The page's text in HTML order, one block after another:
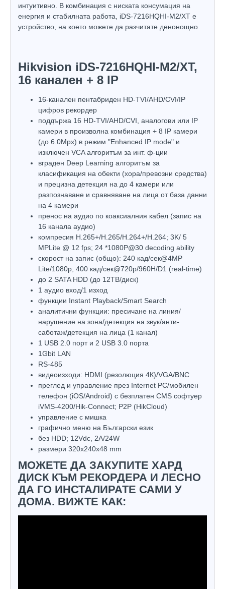
интуитивно. В комбинация с ниската консумация на
енергия и стабилната работа, iDS-7216HQHI-M2/XT е
устройство, на което можете да разчитате денонощно.
Hikvision iDS-7216HQHI-M2/XT,
16 канален + 8 IP
16-канален пентабриден HD-TVI/AHD/CVI/IP
цифров рекордер
поддържа 16 HD-TVI/AHD/CVI, аналогови или IP
камери в произволна комбинация + 8 IP камери
(до 6.0Mpx) в режим "Enhanced IP mode" и
изключен VCA алгоритъм за инт. ф-ции
вграден Deep Learning алгоритъм за
класификация на обекти (хора/превозни средства)
и прецизна детекция на до 4 камери или
разпознаване и сравняване на лица от база данни
на 4 камери
пренос на аудио по коаксиалния кабел (запис на
16 канала аудио)
компресия H.265+/H.265/H.264+/H.264; 3K/ 5
MPLite @ 12 fps; 24 *1080P@30 decoding ability
скорост на запис (общо): 240 кад/сек@4MP
Lite/1080p, 400 кад/сек@720p/960H/D1 (real-time)
до 2 SATA HDD (до 12ТВ/диск)
1 аудио вход/1 изход
функции Instant Playback/Smart Search
аналитични функции: пресичане на линия/
нарушение на зона/детекция на звук/анти-
саботаж/детекция на лица (1 канал)
1 USB 2.0 порт и 2 USB 3.0 порта
1Gbit LAN
RS-485
видеоизходи: HDMI (резолюция 4К)/VGA/BNC
преглед и управление през Internet PC/мобилен
телефон (iOS/Android) с безплатен CMS софтуер
iVMS-4200/Hik-Connect; P2P (HikCloud)
управлeние с мишка
графично меню на Български език
без HDD; 12Vdc, 2A/24W
размери 320х240х48 mm
МОЖЕТЕ ДА ЗАКУПИТЕ ХАРД
ДИСК КЪМ РЕКОРДЕРА И ЛЕСНО
ДА ГО ИНСТАЛИРАТЕ САМИ У
ДОМА. ВИЖТЕ КАК: